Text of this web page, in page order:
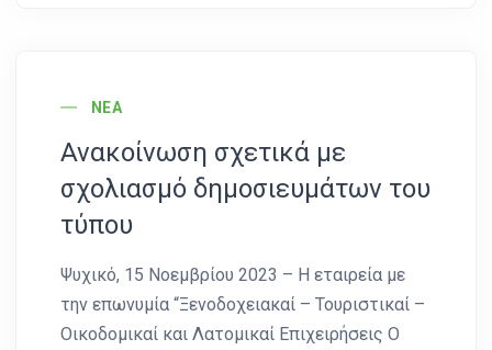
ΝΈΑ
Ανακοίνωση σχετικά με
σχολιασμό δημοσιευμάτων του
τύπου
Ψυχικό, 15 Νοεμβρίου 2023 – Η εταιρεία με
την επωνυμία “Ξενοδοχειακαί – Τουριστικαί –
Οικοδομικαί και Λατομικαί Επιχειρήσεις Ο